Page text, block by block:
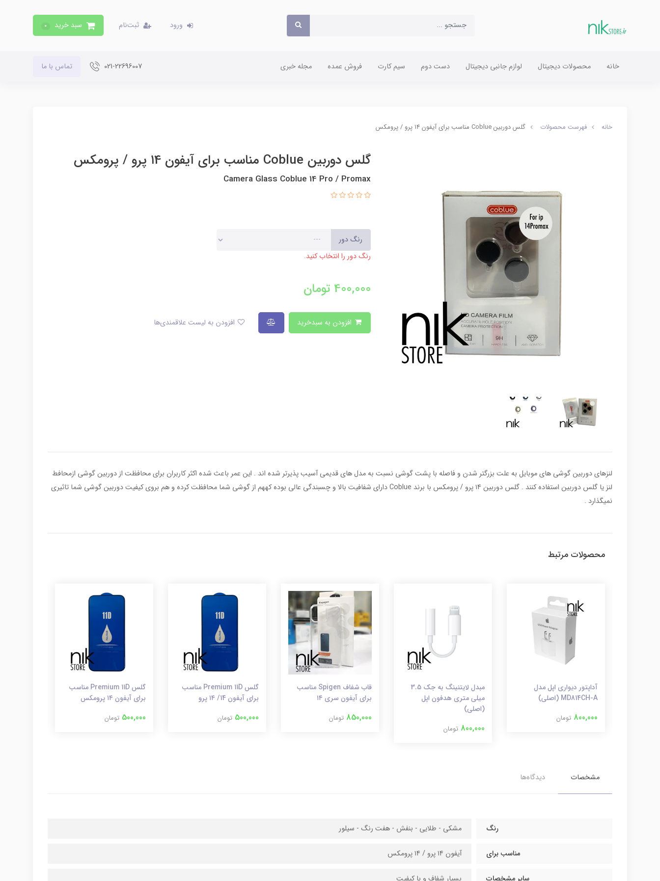
ورود ثبت‌نام سبد خرید 0
خانه محصولات دیجیتال لوازم جانبی دیجیتال دست دوم سیم کارت فروش عمده مجله خبری 021-22696007 تماس با ما
خانه فهرست محصولات گلس دوربین Coblue مناسب برای آیفون ۱4 پرو / پرومکس
گلس دوربین Coblue مناسب برای آیفون ۱4 پرو / پرومکس
Camera Glass Coblue 14 Pro / Promax
رنگ دور
رنگ دور را انتخاب کنید.
400,000 تومان
لنزهای دوربین گوشی های موبایل به علت بزرگتر شدن و فاصله با پشت گوشی نسبت به مدل های قدیمی آسیب پذیرتر شده اند . این عمر باعث شده اکثر کاربران برای محافظت از دوربین گوشی ازمحافط
لنز یا گلس دوربین استفاده کنند . گلس دوربین ۱۴ پرو / پرومکس با برند Coblue دارای شفافیت بالا و چسبندگی عالی بوده کههم از گوشی شما محافظت کرده و هم بروی کیفیت دوربین گوشی شما تاثیری
نمیگذارد .
محصولات مرتبط
آداپتور دیواری اپل مدل
MD814CH-A (اصلی)
800,000 تومان
مبدل لایتنینگ به جک 3.5
میلی متری هدفون اپل
(اصلی)
800,000 تومان
قاب شفاف Spigen مناسب
برای آیفون سری ۱۴
850,000 تومان
گلس Premium 11D مناسب
برای آیفون 14/ ۱۴ پرو
500,000 تومان
گلس Premium 11D مناسب
برای آیفون ۱۴ پرومکس
500,000 تومان
مشخصات دیدگاه‌ها
رنگ مشکی - طلایی - بنفش - هفت رنگ - سیلور
مناسب برای آیفون ۱۴ پرو / ۱۴ پرومکس